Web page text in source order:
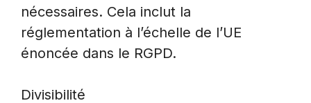
nécessaires. Cela inclut la
réglementation à l’échelle de l’UE
énoncée dans le RGPD.
Divisibilité